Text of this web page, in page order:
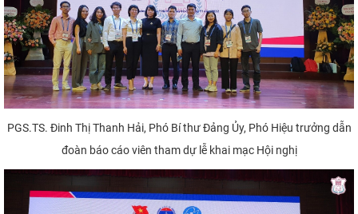
PGS.TS. Đinh Thị Thanh Hải, Phó Bí thư Đảng Ủy, Phó Hiệu trưởng dẫn
đoàn báo cáo viên tham dự lễ khai mạc Hội nghị